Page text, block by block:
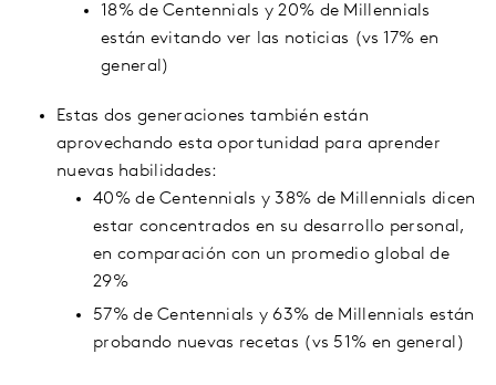
18% de Centennials y 20% de Millennials
están evitando ver las noticias (vs 17% en
general)
Estas dos generaciones también están
aprovechando esta oportunidad para aprender
nuevas habilidades:
40% de Centennials y 38% de Millennials dicen
estar concentrados en su desarrollo personal,
en comparación con un promedio global de
29%
57% de Centennials y 63% de Millennials están
probando nuevas recetas (vs 51% en general)